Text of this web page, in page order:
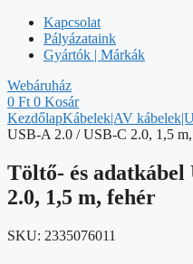
Kapcsolat
Pályázataink
Gyártók | Márkák
Webáruház
0 Ft 0 Kosár
KezdőlapKábelek|AV
USB-A 2.0 / USB-C 2.0, 1,5
Töltő- és adatkábel
2.0, 1,5 m, fehér
SKU: 2335076011